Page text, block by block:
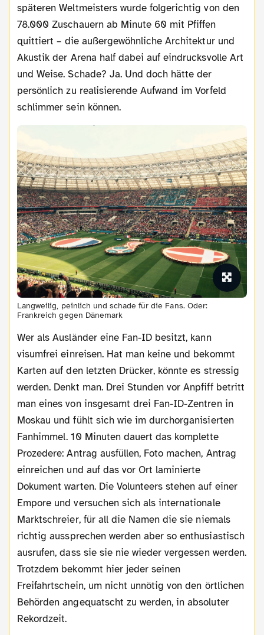
späteren Weltmeisters wurde folgerichtig von den
78.000 Zuschauern ab Minute 60 mit Pfiffen
quittiert – die außergewöhnliche Architektur und
Akustik der Arena half dabei auf eindrucksvolle Art
und Weise. Schade? Ja. Und doch hätte der
persönlich zu realisierende Aufwand im Vorfeld
schlimmer sein können.
Langweilig, peinlich und schade für die Fans. Oder:
Frankreich gegen Dänemark
Wer als Ausländer eine Fan-ID besitzt, kann
visumfrei einreisen. Hat man keine und bekommt
Karten auf den letzten Drücker, könnte es stressig
werden. Denkt man. Drei Stunden vor Anpfiff betritt
man eines von insgesamt drei Fan-ID-Zentren in
Moskau und fühlt sich wie im durchorganisierten
Fanhimmel. 10 Minuten dauert das komplette
Prozedere: Antrag ausfüllen, Foto machen, Antrag
einreichen und auf das vor Ort laminierte
Dokument warten. Die Volunteers stehen auf einer
Empore und versuchen sich als internationale
Marktschreier, für all die Namen die sie niemals
richtig aussprechen werden aber so enthusiastisch
ausrufen, dass sie sie nie wieder vergessen werden.
Trotzdem bekommt hier jeder seinen
Freifahrtschein, um nicht unnötig von den örtlichen
Behörden angequatscht zu werden, in absoluter
Rekordzeit.